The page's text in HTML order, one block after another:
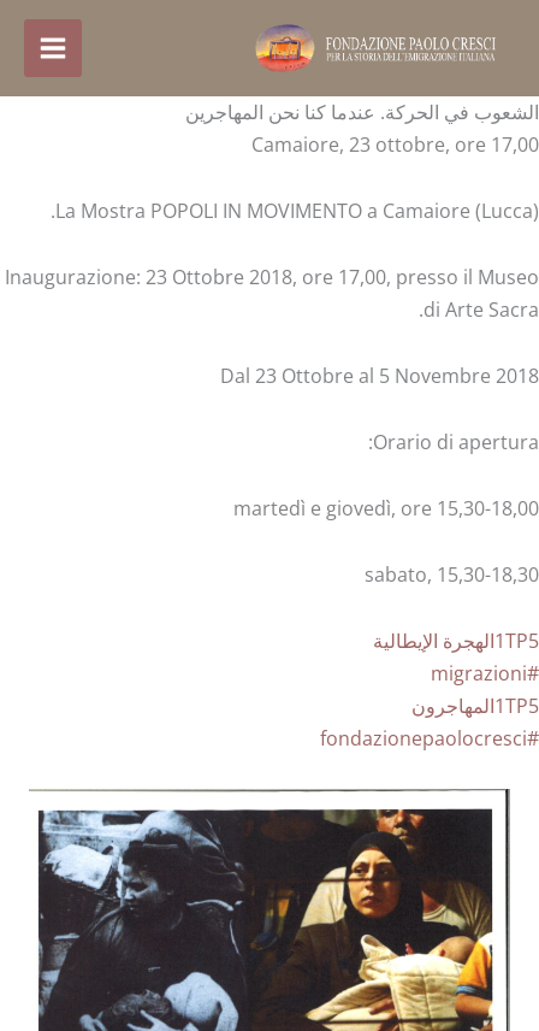
الشعوب في الحركة. عندما كنا نحن المهاجرين
Camaiore, 23 ottobre, ore 17,00
La Mostra POPOLI IN MOVIMENTO a Camaiore (Lucca).
Inaugurazione: 23 Ottobre 2018, ore 17,00, presso il Museo
di Arte Sacra.
Dal 23 Ottobre al 5 Novembre 2018
Orario di apertura:
martedì e giovedì, ore 15,30-18,00
sabato, 15,30-18,30
1TP5الهجرة الإيطالية
#migrazioni
1TP5المهاجرون
#fondazionepaolocresci